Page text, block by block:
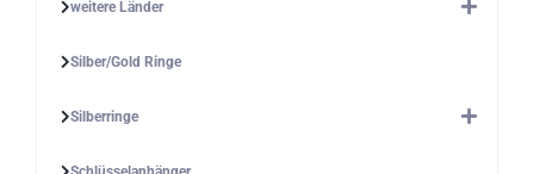
weitere Länder
Silber/Gold Ringe
Silberringe